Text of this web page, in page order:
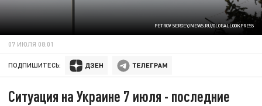
PETROV SERGEY/NEWS.RU/GLOBALLOOKPRESS
07 ИЮЛЯ 08:01
ПОДПИШИТЕСЬ:
Ситуация на Украине 7 июля - последние